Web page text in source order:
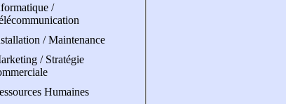
/
/ Maintenance
/ Stratégie
Humaines